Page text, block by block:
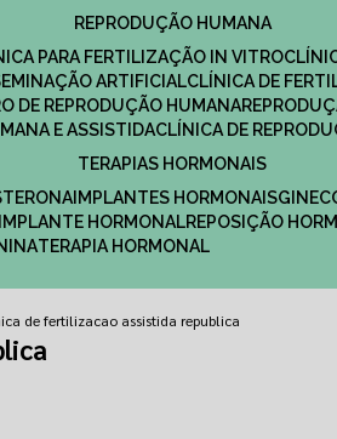
REPRODUÇÃO HUMANA
PARA FERTILIZAÇÃO IN VITRO
ARTIFICIAL
CLÍNICA DE
DE REPRODUÇÃO HUMANA
E ASSISTIDA
CLÍNICA DE
TERAPIAS HORMONAIS
IMPLANTES HORMONAIS
IMPLANTE HORMONAL
REPOSIÇÃO
TERAPIA HORMONAL
de fertilizacao assistida republica